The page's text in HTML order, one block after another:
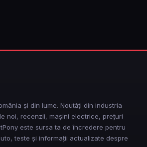
și din lume. Noutăți din industria
noi, recenzii, mașini electrice, prețuri
este sursa ta de încredere pentru
teste și informații actualizate despre